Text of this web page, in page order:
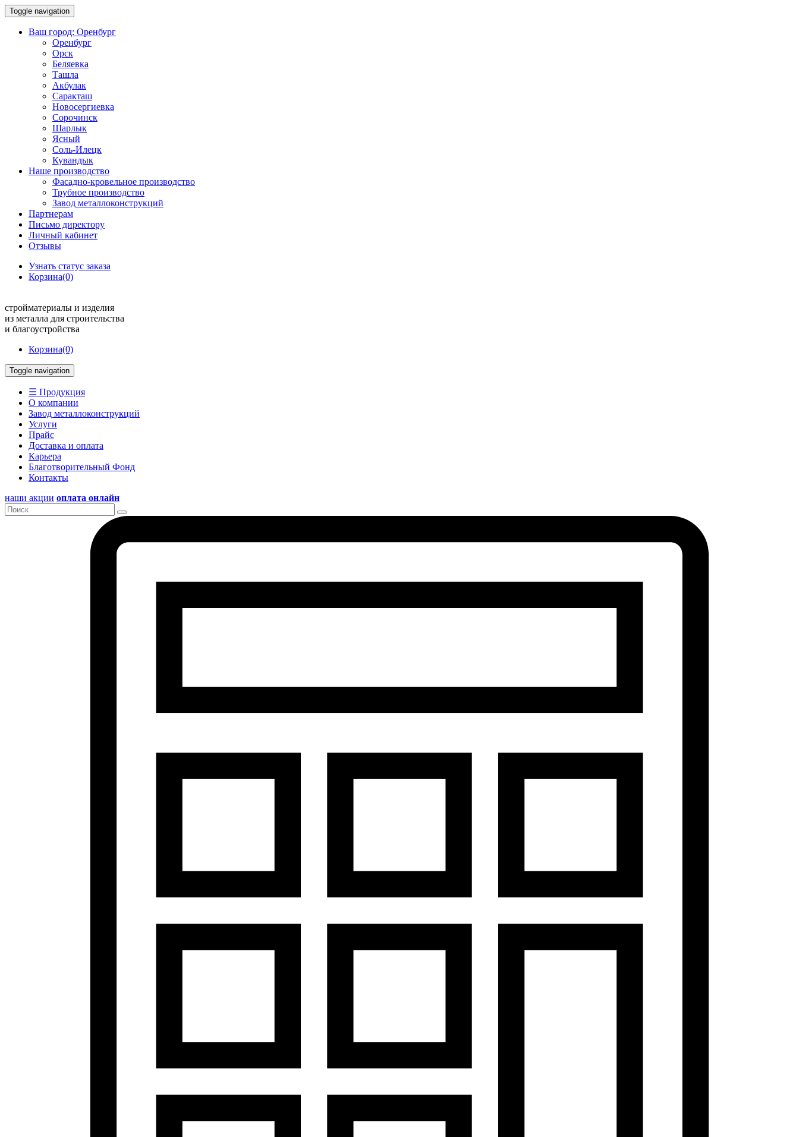
Toggle navigation
Ваш город: Оренбург
Оренбург
Орск
Беляевка
Ташла
Акбулак
Саракташ
Новосергиевка
Сорочинск
Шарлык
Ясный
Соль-Илецк
Кувандык
Наше производство
Фасадно-кровельное производство
Трубное производство
Завод металлоконструкций
Партнерам
Письмо директору
Личный кабинет
Отзывы
Узнать статус заказа
Корзина(0)
стройматериалы и изделия
из металла для строительства
и благоустройства
Корзина(0)
Toggle navigation
☰ Продукция
О компании
Завод металлоконструкций
Услуги
Прайс
Доставка и оплата
Карьера
Благотворительный Фонд
Контакты
наши акции оплата онлайн